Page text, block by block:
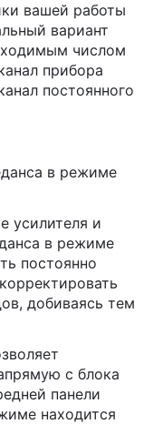
вашей работы
вариант
числом
прибора
постоянного
в режиме
усилителя и
в режиме
постоянно
добиваясь тем
с блока
панели
находится